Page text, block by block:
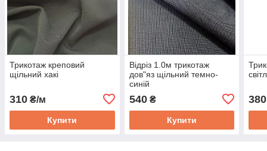
Трикотаж креповий
щільний хакі
310 ₴/м
Купити
Відріз 1.0м трикотаж
дов"яз щільний темно-
синій
540₴
Купити
380